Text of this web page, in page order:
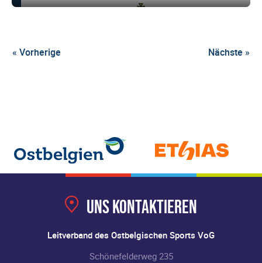
« Vorherige Nächste »
Uns kontaktieren
Leitverband des Ostbelgischen Sports VoG
Schönefelderweg 235